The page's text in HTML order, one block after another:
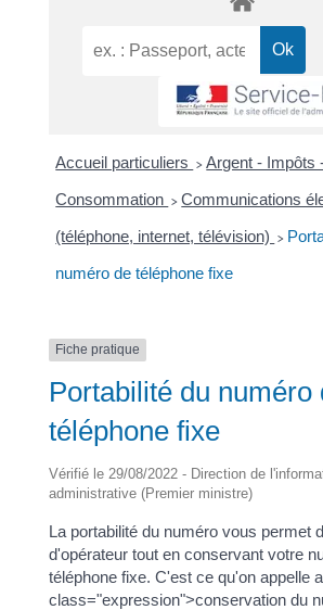
Accueil particuliers > Argent - Impôts
Consommation > Communications
(téléphone, internet, télévision) >
numéro de téléphone fixe
Fiche pratique
Portabilité du numéro
téléphone fixe
Vérifié le 29/08/2022 - Direction de
administrative (Premier ministre)
La portabilité du numéro vous permet
d'opérateur tout en conservant votre
téléphone fixe. C'est ce qu'on appelle
class="expression">conservation du